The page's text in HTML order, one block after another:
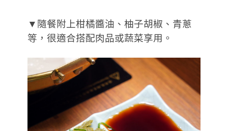
▼隨餐附上柑橘醬油、柚子胡椒、青蔥
等，很適合搭配肉品或蔬菜享用。